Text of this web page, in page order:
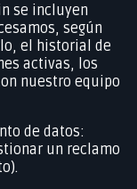
se incluyen
según
el historial de
activas, los
nuestro equipo
de datos:
un reclamo